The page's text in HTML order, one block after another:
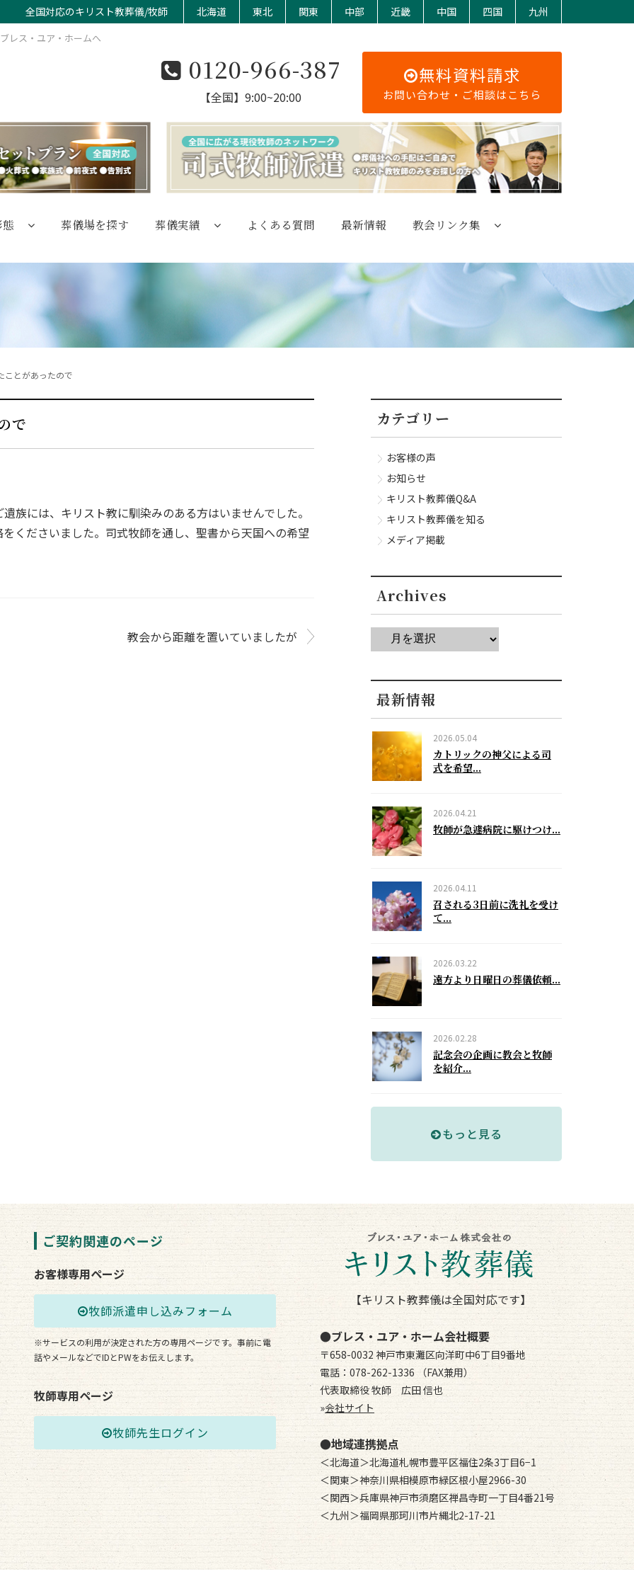
全国対応のキリスト教葬儀/牧師 北海道 東北 関東 中部 近畿 中国 四国 九州
レス・ユア・ホームへ
無料資料請求
お問い合わせ・ご相談はこちら
0120-966-387
【全国】9:00~20:00
葬儀場を探す 葬儀実績 よくある質問 最新情報 教会リンク集
ことがあったので
で
族には、キリスト教に馴染みのある方はいませんでした。
くださいました。司式牧師を通し、聖書から天国への希望
教会から距離を置いていましたが
カテゴリー
お客様の声
お知らせ
キリスト教葬儀Q&A
キリスト教葬儀を知る
メディア掲載
Archives
最新情報
2026.05.04
カトリックの神父による司
式を希望...
2026.04.21
牧師が急遽病院に駆けつけ...
2026.04.11
召される3日前に洗礼を受け
て...
2026.03.22
遠方より日曜日の葬儀依頼...
2026.02.28
記念会の企画に教会と牧師
を紹介...
もっと見る
ご契約関連のページ
お客様専用ページ
牧師派遣申し込みフォーム
※サービスの利用が決定された方の専用ページです。事前に電
話やメールなどでIDとPWをお伝えします。
牧師専用ページ
牧師先生ログイン
【キリスト教葬儀は全国対応です】
●ブレス・ユア・ホーム会社概要
〒658-0032 神戸市東灘区向洋町中6丁目9番地
電話：078-262-1336 （FAX兼用）
代表取締役 牧師 広田 信也
»会社サイト
●地域連携拠点
＜北海道＞北海道札幌市豊平区福住2条3丁目6−1
＜関東＞神奈川県相模原市緑区根小屋2966-30
＜関西＞兵庫県神戸市須磨区禅昌寺町一丁目4番21号
＜九州＞福岡県那珂川市片縄北2-17-21